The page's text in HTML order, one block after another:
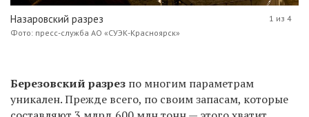
Назаровский разрез
Фото: пресс-служба АО «СУЭК-Красноярск»
1 из 4
Березовский разрез по многим параметрам
уникален. Прежде всего, по своим запасам, которые